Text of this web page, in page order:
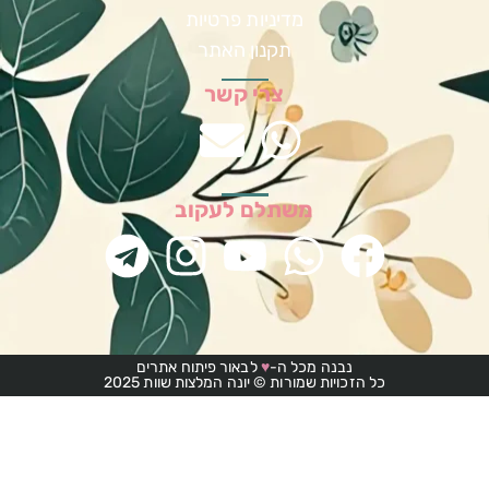
מדיניות פרטיות
תקנון האתר
צרי קשר
משתלם לעקוב
נבנה מכל ה-♥לבאור פיתוח אתרים
כל הזכויות שמורות © יונה המלצות שוות 2025